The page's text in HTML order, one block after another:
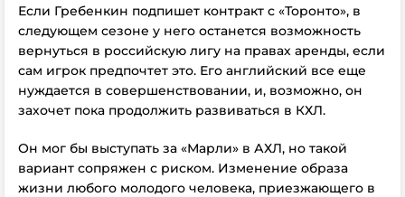
Если Гребенкин подпишет контракт с «Торонто», в
следующем сезоне у него останется возможность
вернуться в российскую лигу на правах аренды, если
сам игрок предпочтет это. Его английский все еще
нуждается в совершенствовании, и, возможно, он
захочет пока продолжить развиваться в КХЛ.
Он мог бы выступать за «Марли» в АХЛ, но такой
вариант сопряжен с риском. Изменение образа
жизни любого молодого человека, приезжающего в